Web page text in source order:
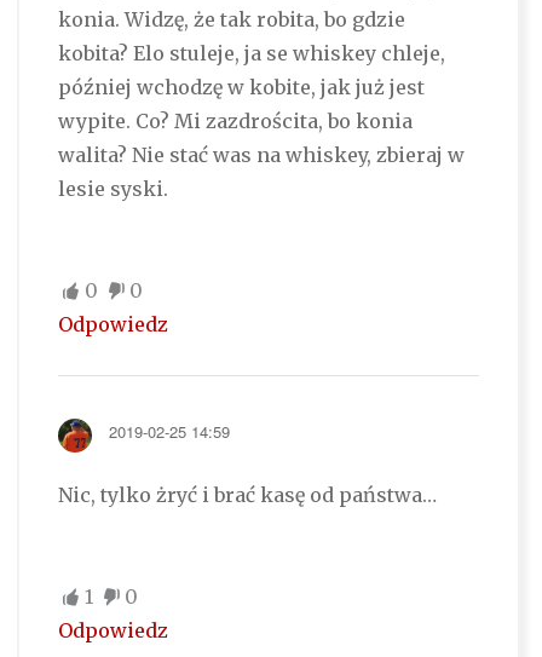
konia. Widzę, że tak robita, bo gdzie
kobita? Elo stuleje, ja se whiskey chleje,
później wchodzę w kobite, jak już jest
wypite. Co? Mi zazdrościta, bo konia
walita? Nie stać was na whiskey, zbieraj w
lesie syski.
0
0
Odpowiedz
2019-02-25 14:59
Nic, tylko żryć i brać kasę od państwa…
1
0
Odpowiedz